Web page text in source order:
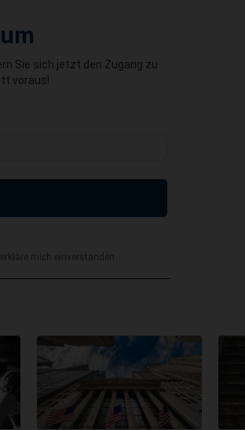
Sie sich jetzt den Zugang zu
voraus!
mich einverstanden.